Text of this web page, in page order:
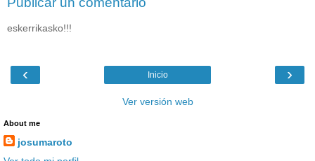
eskerrikasko!!!
‹ ›
Inicio
Ver versión web
About me
josumaroto